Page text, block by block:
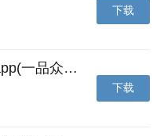
下载
一品威客网接单app(一品众包)下载v2.7.1 安卓最新版
下载